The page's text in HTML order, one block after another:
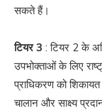
सकते हैं।
टियर 3 : टियर 2 के
उपभोक्ताओं के लिए
प्राधिकरण को
चालान और साक्ष्य